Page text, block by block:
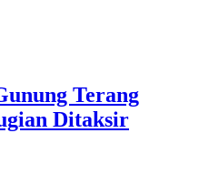
Terang
Ditaksir